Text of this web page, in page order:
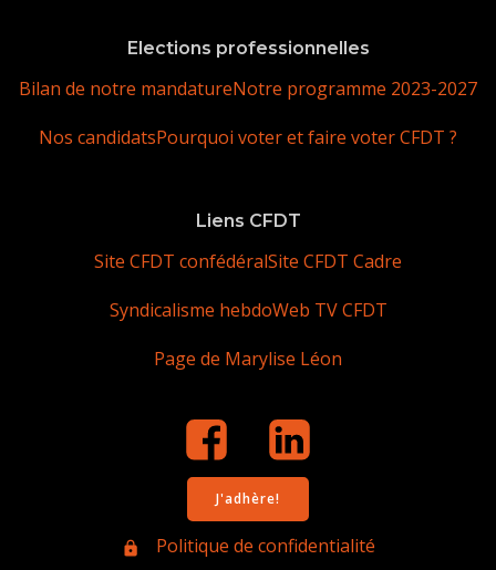
Elections professionnelles
Bilan de notre mandatureNotre programme 2023-2027
Nos candidatsPourquoi voter et faire voter CFDT ?
Liens CFDT
Site CFDT confédéralSite CFDT Cadre
Syndicalisme hebdoWeb TV CFDT
Page de Marylise Léon
J'adhère!
Politique de confidentialité